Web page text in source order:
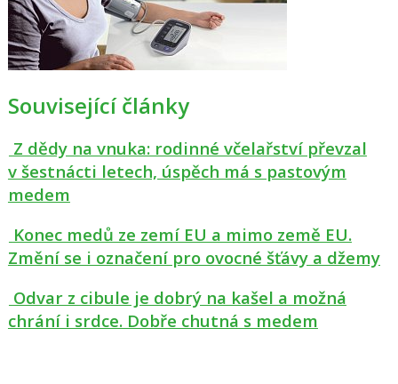
Související články
Z dědy na vnuka: rodinné včelařství převzal
v šestnácti letech, úspěch má s pastovým
medem
Konec medů ze zemí EU a mimo země EU.
Změní se i označení pro ovocné šťávy a džemy
Odvar z cibule je dobrý na kašel a možná
chrání i srdce. Dobře chutná s medem